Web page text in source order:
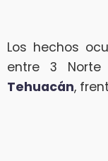
Los hechos
entre 3
Tehuacán,